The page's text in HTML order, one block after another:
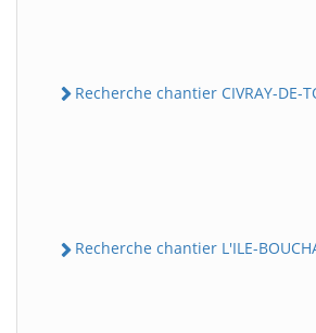
Recherche chantier CIVRAY-DE-
Recherche chantier L'ILE-